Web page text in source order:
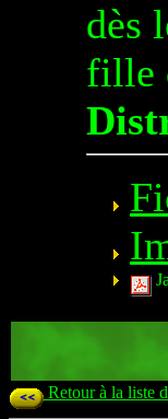
dès
fille
Retour à la liste